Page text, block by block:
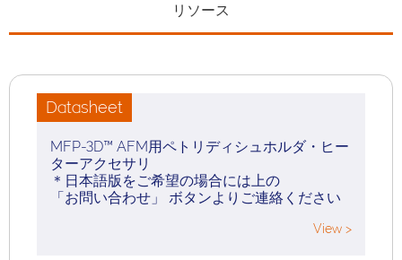
リソース
Datasheet
MFP-3D™ AFM用ペトリディシュホルダ・ヒー
ターアクセサリ
＊日本語版をご希望の場合には上の
「お問い合わせ」 ボタンよりご連絡ください
View >